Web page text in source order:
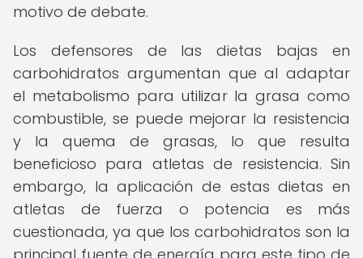
motivo de debate.
Los defensores de las dietas bajas en
carbohidratos argumentan que al adaptar
el metabolismo para utilizar la grasa como
combustible, se puede mejorar la resistencia
y la quema de grasas, lo que resulta
beneficioso para atletas de resistencia. Sin
embargo, la aplicación de estas dietas en
atletas de fuerza o potencia es más
cuestionada, ya que los carbohidratos son la